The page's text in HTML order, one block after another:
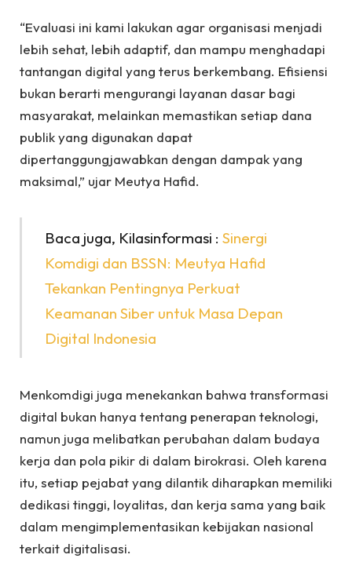
“Evaluasi ini kami lakukan agar organisasi menjadi
lebih sehat, lebih adaptif, dan mampu menghadapi
tantangan digital yang terus berkembang. Efisiensi
bukan berarti mengurangi layanan dasar bagi
masyarakat, melainkan memastikan setiap dana
publik yang digunakan dapat
dipertanggungjawabkan dengan dampak yang
maksimal,” ujar Meutya Hafid.
Baca juga, Kilasinformasi : Sinergi
Komdigi dan BSSN: Meutya Hafid
Tekankan Pentingnya Perkuat
Keamanan Siber untuk Masa Depan
Digital Indonesia
Menkomdigi juga menekankan bahwa transformasi
digital bukan hanya tentang penerapan teknologi,
namun juga melibatkan perubahan dalam budaya
kerja dan pola pikir di dalam birokrasi. Oleh karena
itu, setiap pejabat yang dilantik diharapkan memiliki
dedikasi tinggi, loyalitas, dan kerja sama yang baik
dalam mengimplementasikan kebijakan nasional
terkait digitalisasi.